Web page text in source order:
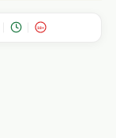
18+